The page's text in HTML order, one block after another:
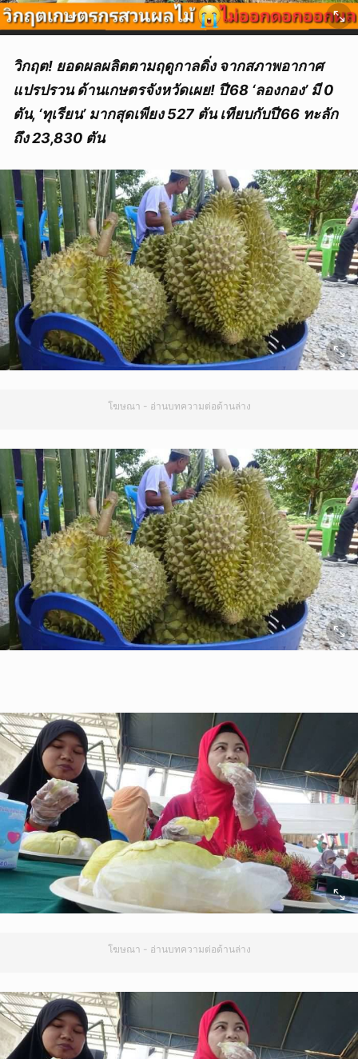
วิกฤต! ยอดผลผลิตตามฤดูกาลดิ่ง จากสภาพอากาศ
แปรปรวน ด้านเกษตรจังหวัดเผย! ปี’68 ‘ลองกอง’ มี 0
ตัน, ‘ทุเรียน’ มากสุดเพียง 527 ตัน เทียบกับปี’66 ทะลัก
ถึง 23,830 ตัน
โฆษณา - อ่านบทความต่อด้านล่าง
โฆษณา - อ่านบทความต่อด้านล่าง